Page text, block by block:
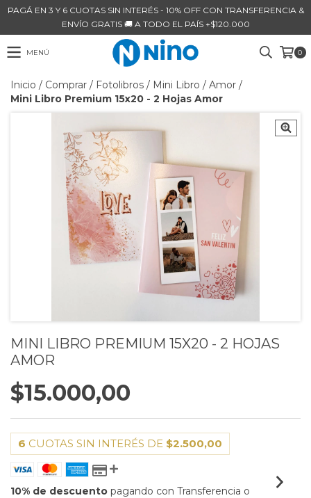
PAGÁ EN 3 Y 6 CUOTAS SIN INTERÉS - 10% OFF CON TRANSFERENCIA &
ENVÍO GRATIS 🚚 A TODO EL PAÍS +$120.000
MENÚ 0
Inicio / Comprar / Fotolibros / Mini Libro / Amor /
Mini Libro Premium 15x20 - 2 Hojas Amor
MINI LIBRO PREMIUM 15X20 - 2 HOJAS
AMOR
$15.000,00
6 CUOTAS SIN INTERÉS DE $2.500,00
10% de descuento pagando con Transferencia o